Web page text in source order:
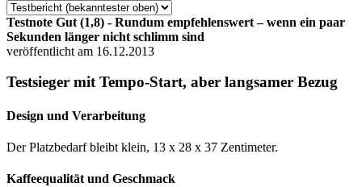
Testnote Gut (1,8) - Rundum emp­feh­lens­wert – wenn ein paar
Sekun­den län­ger nicht schlimm sind
veröffentlicht am 16.12.2013
Testsieger mit Tempo-Start, aber langsamer Bezug
Design und Verarbeitung
Der Platzbedarf bleibt klein, 13 x 28 x 37 Zentimeter.
Kaffeequalität und Geschmack